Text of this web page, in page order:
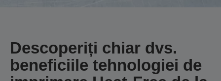
Descoperiți chiar dvs.
beneficiile tehnologiei de